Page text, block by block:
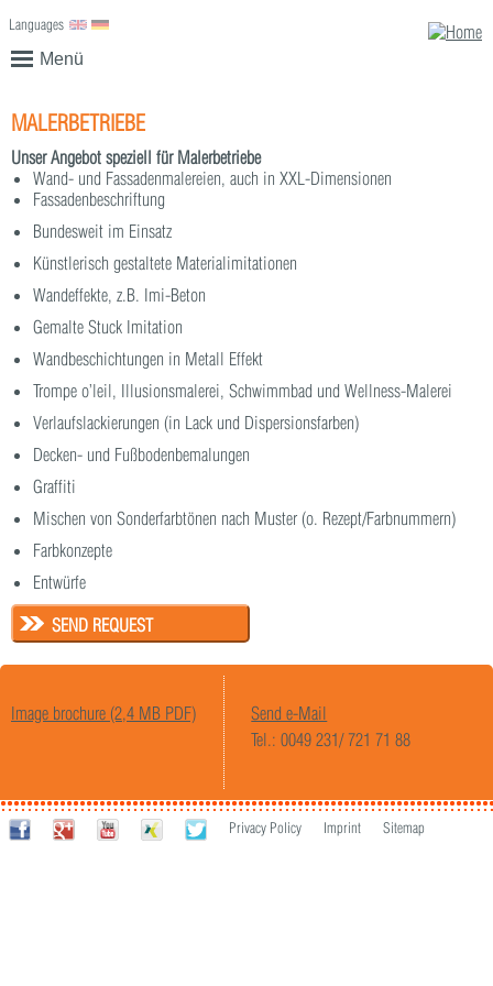
Menü
Languages English
MALERBETRIEBE
Unser Angebot speziell für Malerbetriebe
Wand- und Fassadenmalereien, auch in XXL-Dimensionen
Fassadenbeschriftung
Bundesweit im Einsatz
Künstlerisch gestaltete Materialimitationen
Wandeffekte, z.B. Imi-Beton
Gemalte Stuck Imitation
Wandbeschichtungen in Metall Effekt
Trompe o’leil, Illusionsmalerei, Schwimmbad und Wellness-Malerei
Verlaufslackierungen (in Lack und Dispersionsfarben)
Decken- und Fußbodenbemalungen
Graffiti
Mischen von Sonderfarbtönen nach Muster (o. Rezept/Farbnummern)
Farbkonzepte
Entwürfe
SEND REQUEST
Image brochure (2,4 MB PDF)
Send e-Mail
Tel.: 0049 231/ 721 71 88
Privacy Policy Imprint Sitemap